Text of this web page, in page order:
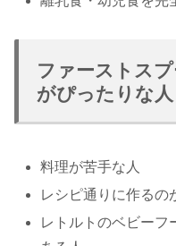
ファーストス
がぴったりな人
料理が苦手な人
レシピ通りに作るの
レトルトのベビーフ